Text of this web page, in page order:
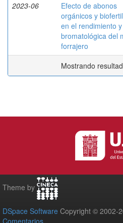
2023-06
Efecto de abonos
orgánicos y
en el rendimiento
bromatológica del
forrajero
Mostrando
Theme by
DSpace Software Copyright © 2002-
Comentarios